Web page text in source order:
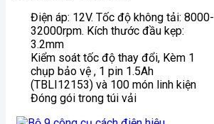
Điện áp: 12V. Tốc độ không tải: 8000-
32000rpm. Kích thước đầu kẹp:
3.2mm
Kiểm soát tốc độ thay đổi, Kèm 1
chụp bảo vệ , 1 pin 1.5Ah
(TBLI12153) và 100 món linh kiện
Đóng gói trong túi vải